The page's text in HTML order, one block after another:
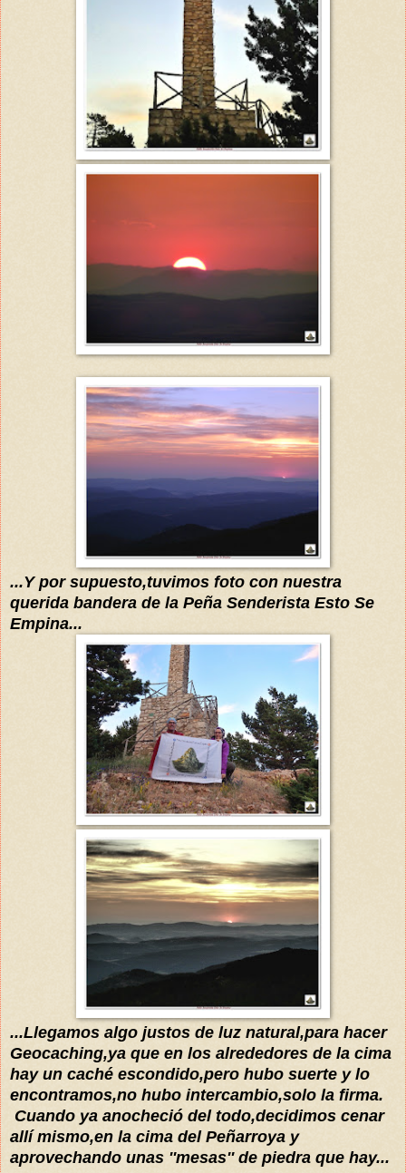
...Y por supuesto,tuvimos foto con nuestra
querida bandera de la Peña Senderista Esto Se
Empina...
...Llegamos algo justos de luz natural,para hacer
Geocaching,ya que en los alrededores de la cima
hay un caché escondido,pero hubo suerte y lo
encontramos,no hubo intercambio,solo la firma.
Cuando ya anocheció del todo,decidimos cenar
allímismo,en la cima del Peñarroya y
aprovechando unas ''mesas'' de piedra que hay...